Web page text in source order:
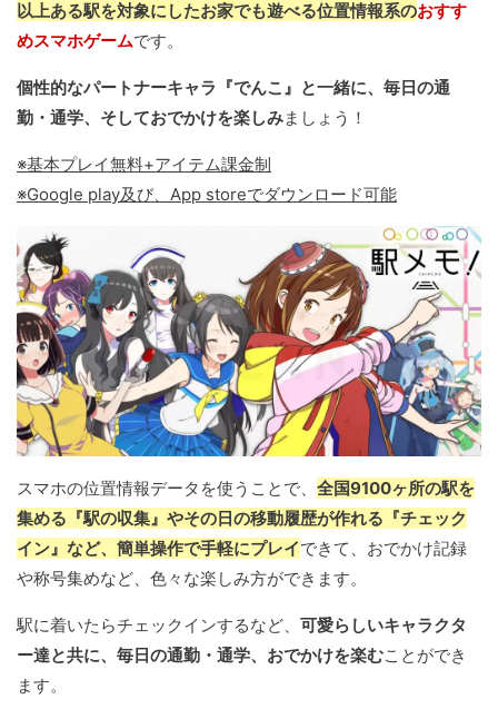
以上ある駅を対象にしたお家でも遊べる位置情報系のおすす
めスマホゲームです。
個性的なパートナーキャラ『でんこ』と一緒に、毎日の通
勤・通学、そしておでかけを楽しみましょう！
※基本プレイ無料+アイテム課金制
※Google play及び、App storeでダウンロード可能
スマホの位置情報データを使うことで、 全国9100ヶ所の駅を
集める『駅の収集』やその日の移動履歴が作れる『チェック
イン』など、簡単操作で手軽にプレイできて、おでかけ記録
や称号集めなど、色々な楽しみ方ができます。
駅に着いたらチェックインするなど、 可愛らしいキャラクタ
ー達と共に、毎日の通勤・通学、おでかけを楽むことができ
ます。